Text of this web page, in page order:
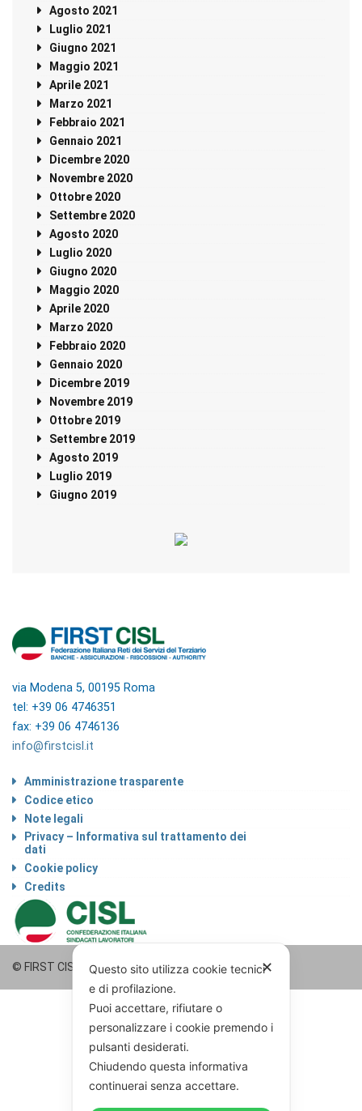
Agosto 2021
Luglio 2021
Giugno 2021
Maggio 2021
Aprile 2021
Marzo 2021
Febbraio 2021
Gennaio 2021
Dicembre 2020
Novembre 2020
Ottobre 2020
Settembre 2020
Agosto 2020
Luglio 2020
Giugno 2020
Maggio 2020
Aprile 2020
Marzo 2020
Febbraio 2020
Gennaio 2020
Dicembre 2019
Novembre 2019
Ottobre 2019
Settembre 2019
Agosto 2019
Luglio 2019
Giugno 2019
via Modena 5, 00195 Roma
tel: +39 06 4746351
fax: +39 06 4746136
info@firstcisl.it
Amministrazione trasparente
Codice etico
Note legali
Privacy – Informativa sul trattamento dei
dati
Cookie policy
Credits
© FIRST CISL - C.F. 80122130588 ✕
Questo sito utilizza cookie tecnici
e di profilazione.
Puoi accettare, rifiutare o
personalizzare i cookie premendo i
pulsanti desiderati.
Chiudendo questa informativa
continuerai senza accettare.